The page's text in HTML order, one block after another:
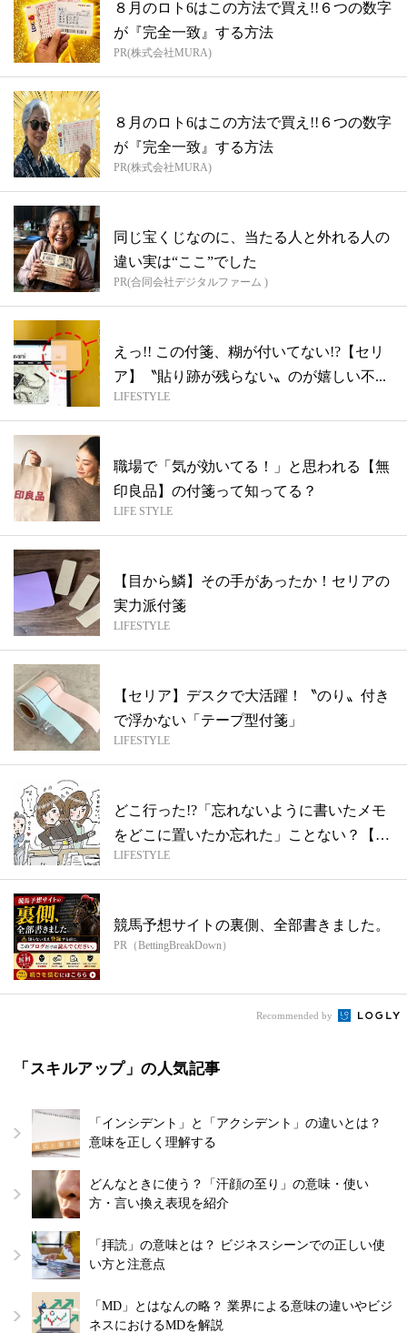
８月のロト6はこの方法で買え!!６つの数字
が『完全一致』する方法
PR(株式会社MURA)
８月のロト6はこの方法で買え!!６つの数字
が『完全一致』する方法
PR(株式会社MURA)
同じ宝くじなのに、当たる人と外れる人の
違い実は“ここ”でした
PR(合同会社デジタルファーム )
えっ!! この付箋、糊が付いてない!?【セリ
ア】〝貼り跡が残らない〟のが嬉しい不...
LIFESTYLE
職場で「気が効いてる！」と思われる【無
印良品】の付箋って知ってる？
LIFE STYLE
【目から鱗】その手があったか！セリアの
実力派付箋
LIFESTYLE
【セリア】デスクで大活躍！〝のり〟付き
で浮かない「テープ型付箋」
LIFESTYLE
どこ行った!?「忘れないように書いたメモ
をどこに置いたか忘れた」ことない？【知
ら...
LIFESTYLE
競馬予想サイトの裏側、全部書きました。
PR（BettingBreakDown）
Recommended by
「スキルアップ」の人気記事
「インシデント」と「アクシデント」の違いとは？
意味を正しく理解する
どんなときに使う？「汗顔の至り」の意味・使い
方・言い換え表現を紹介
「拝読」の意味とは？ ビジネスシーンでの正しい使
い方と注意点
「MD」とはなんの略？ 業界による意味の違いやビジ
ネスにおけるMDを解説